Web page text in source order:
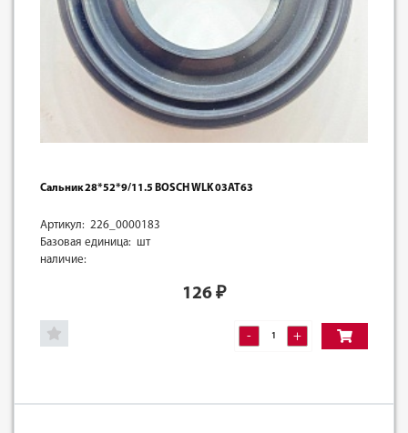
Сальник 28*52*9/11.5 BOSCH WLK 03AT63
Артикул: 226_0000183
Базовая единица: шт
наличие:
126 ₽
- +